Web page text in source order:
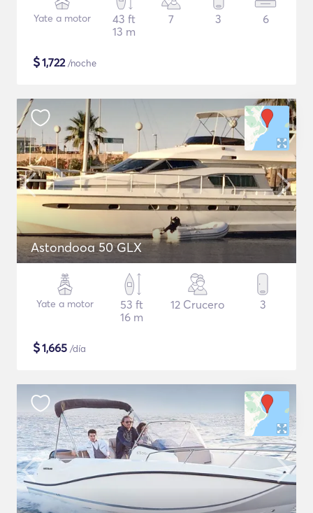
Yate a motor
43 ft
13 m
7 3 6
$1,722/noche
Astondooa 50 GLX
Yate a motor
53 ft
16 m
12 Crucero 3
$1,665 /día